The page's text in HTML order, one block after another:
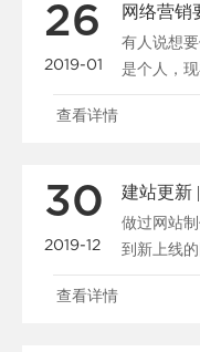
26
2019-01
网络营销
有人说想
是个人，
公司又何
查看详情
30
2019-12
做过网站
到新上线
很多资料
查看详情